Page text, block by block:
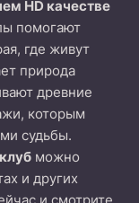
HD качестве
помогают
где живут
природа
древние
которым
судьбы.
можно
и других